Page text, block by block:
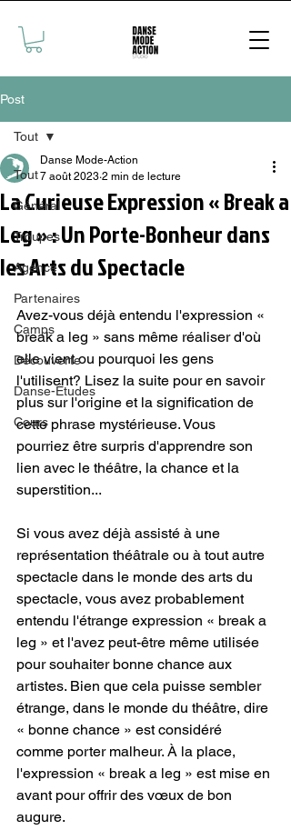
Post
Tout
Général
Troupes
Agence
Partenaires
Camps
Découverte
Danse-Études
Cours
Tout
La Curieuse Expression « Break a
Leg » : Un Porte-Bonheur dans
les Arts du Spectacle
Danse Mode-Action
7 août 2023 2 min de lecture
Avez-vous déjà entendu l'expression «
break a leg » sans même réaliser d'où
elle vient ou pourquoi les gens
l'utilisent? Lisez la suite pour en savoir
plus sur l'origine et la signification de
cette phrase mystérieuse. Vous
pourriez être surpris d'apprendre son
lien avec le théâtre, la chance et la
superstition...
Si vous avez déjà assisté à une
représentation théâtrale ou à tout autre
spectacle dans le monde des arts du
spectacle, vous avez probablement
entendu l'étrange expression « break a
leg » et l'avez peut-être même utilisée
pour souhaiter bonne chance aux
artistes. Bien que cela puisse sembler
étrange, dans le monde du théâtre, dire
« bonne chance » est considéré
comme porter malheur. À la place,
l'expression « break a leg » est mise en
avant pour offrir des vœux de bon
augure.